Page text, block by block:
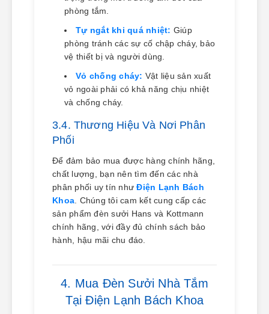
phòng tắm.
Tự ngắt khi quá nhiệt: Giúp
phòng tránh các sự cố chập cháy, bảo
vệ thiết bị và người dùng.
Vỏ chống cháy: Vật liệu sản xuất
vỏ ngoài phải có khả năng chịu nhiệt
và chống cháy.
3.4. Thương Hiệu Và Nơi Phân
Phối
Để đảm bảo mua được hàng chính hãng,
chất lượng, bạn nên tìm đến các nhà
phân phối uy tín nhưĐiện Lạnh Bách
Khoa . Chúng tôi cam kết cung cấp các
sản phẩm đèn sưởi Hans và Kottmann
chính hãng, với đầy đủ chính sách bảo
hành, hậu mãi chu đáo.
4. Mua Đèn Sưởi Nhà Tắm
Tại Điện Lạnh Bách Khoa